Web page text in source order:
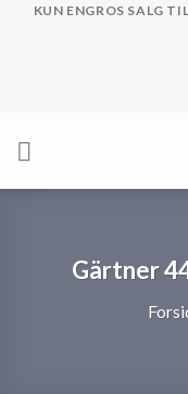
KUN ENGROS SALG
Gärtner